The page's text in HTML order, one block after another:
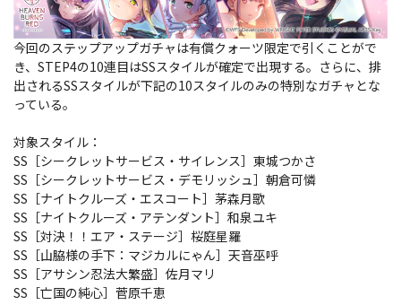
今回のステップアップガチャは有償クォーツ限定で引くことがで
き、STEP4の10連目はSSスタイルが確定で出現する。さらに、排
出されるSSスタイルが下記の10スタイルのみの特別なガチャとな
っている。
対象スタイル：
SS［シークレットサービス・サイレンス］東城つかさ
SS［シークレットサービス・デモリッシュ］朝倉可憐
SS［ナイトクルーズ・エスコート］茅森月歌
SS［ナイトクルーズ・アテンダント］和泉ユキ
SS［対決！！エア・ステージ］桜庭星羅
SS［山脇様の手下：マジカルにゃん］天音巫呼
SS［アサシン忍法大繁盛］佐月マリ
SS［亡国の純心］菅原千恵